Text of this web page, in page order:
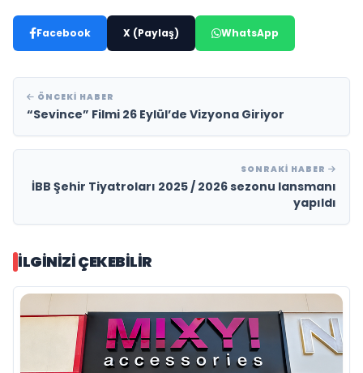
Facebook X (Paylaş) WhatsApp
ÖNCEKI HABER
“Sevince” Filmi 26 Eylül’de Vizyona Giriyor
SONRAKI HABER
İBB Şehir Tiyatroları 2025 / 2026 sezonu lansmanı
yapıldı
İLGINIZI ÇEKEBILIR